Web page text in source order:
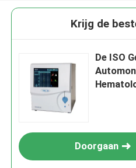
Krijg de
De ISO
Doorgaan